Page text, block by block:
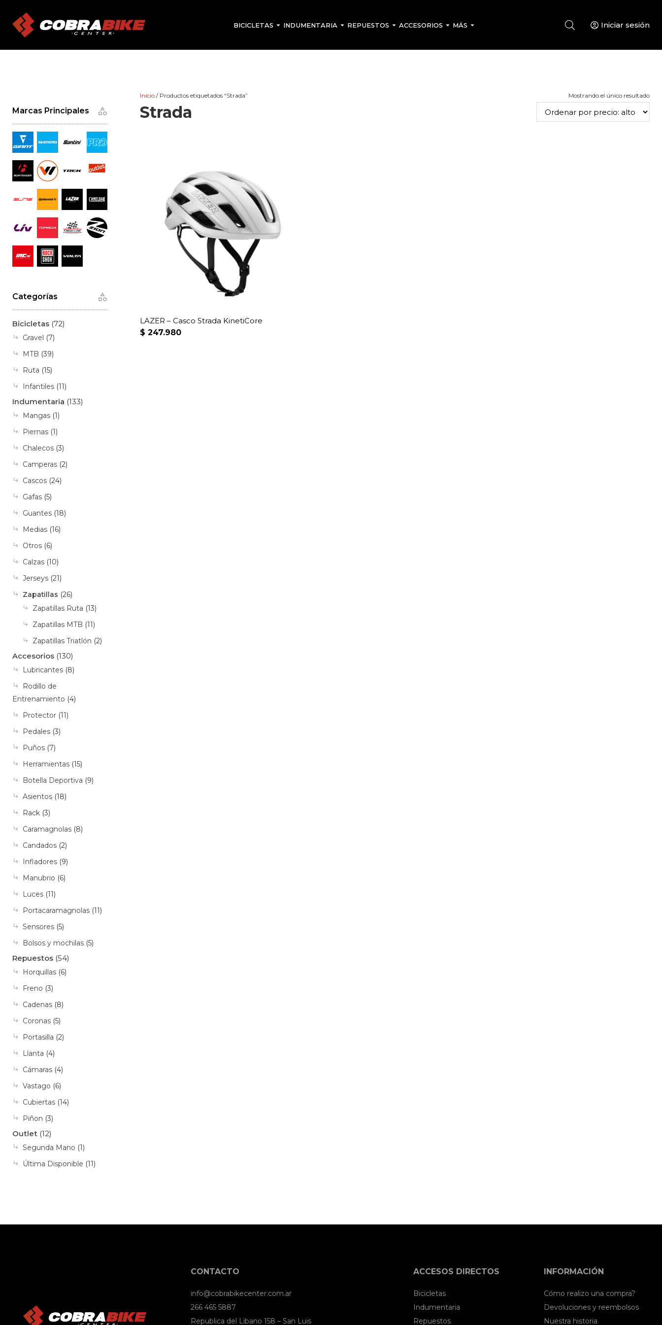
content
BICICLETAS INDUMENTARIA REPUESTOS ACCESORIOS MÁS Iniciar sesión
Inicio/ Productos etiquetados “Strada”
Strada
Mostrando el único resultado
LAZER – Casco Strada KinetiCore
$ 247.980
Marcas Principales
Categorías
Bicicletas (72)
Gravel (7)
MTB (39)
Ruta (15)
Infantiles (11)
Indumentaria (133)
Mangas (1)
Piernas (1)
Chalecos (3)
Camperas (2)
Cascos (24)
Gafas (5)
Guantes (18)
Medias (16)
Otros (6)
Calzas (10)
Jerseys (21)
Zapatillas (26)
Zapatillas Ruta (13)
Zapatillas MTB (11)
Zapatillas Triatlón (2)
Accesorios (130)
Lubricantes (8)
Rodillo de
Entrenamiento (4)
Protector (11)
Pedales (3)
Puños (7)
Herramientas (15)
Botella Deportiva (9)
Asientos (18)
Rack (3)
Caramagnolas (8)
Candados (2)
Infladores (9)
Manubrio (6)
Luces (11)
Portacaramagnolas (11)
Sensores (5)
Bolsos y mochilas (5)
Repuestos (54)
Horquillas (6)
Freno (3)
Cadenas (8)
Coronas (5)
Portasilla (2)
Llanta (4)
Cámaras (4)
Vastago (6)
Cubiertas (14)
Piñon (3)
Outlet (12)
Segunda Mano (1)
Última Disponible (11)
CONTACTO
info@cobrabikecenter.com.ar
266 465 5887
Republica del Libano 158 – San Luis
ACCESOS DIRECTOS
Bicicletas
Indumentaria
Repuestos
INFORMACIÓN
Cómo realizo una compra?
Devoluciones y reembolsos
Nuestra historia